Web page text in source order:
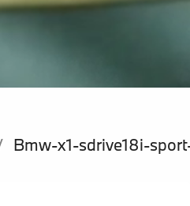
Bmw-x1-sdrive18i-